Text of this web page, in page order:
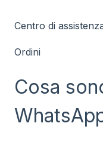
Centro di
Ordini
Cosa